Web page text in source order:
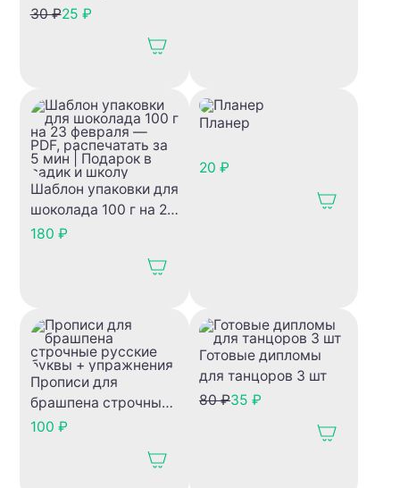
технике с
елями и домиком —
праздничных
проектов
30 ₽25 ₽
Шаблон упаковки для
шоколада 100 г на 23
февраля — PDF,
| Подарок в садик и
180 ₽
Планер
20 ₽
Прописи для
брашпена строчные
русские буквы +
100 ₽
Готовые дипломы
для танцоров 3 шт
80 ₽35 ₽